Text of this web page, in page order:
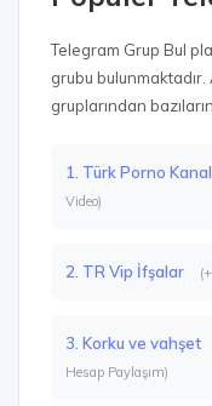
Telegram Grup Bul
grubu
gruplarından
1. Türk Porno
Video)
2. TR Vip İfşalar
3. Korku ve vahşet
Hesap Paylaşım)